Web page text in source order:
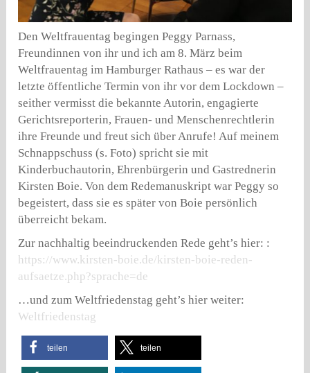
Den Weltfrauentag begingen Peggy Parnass,
Freundinnen von ihr und ich am 8. März beim
Weltfrauentag im Hamburger Rathaus – es war der
letzte öffentliche Termin von ihr vor dem Lockdown –
seither vermisst die bekannte Autorin, engagierte
Gerichtsreporterin, Frauen- und Menschenrechtlerin
ihre Freunde und freut sich über Anrufe! Auf meinem
Schnappschuss (s. Foto) spricht sie mit
Kinderbuchautorin, Ehrenbürgerin und Gastrednerin
Kirsten Boie. Von dem Redemanuskript war Peggy so
begeistert, dass sie es später von Boie persönlich
überreicht bekam.
Zur nachhaltig beeindruckenden Rede geht’s hier: :
https://www.kirsten-boie.de/kirsten-boie-reden-
aufsaetze.php?sprache=de
…und zum Weltfriedenstag geht’s hier weiter:
Weltfriedenstag
teilen teilen